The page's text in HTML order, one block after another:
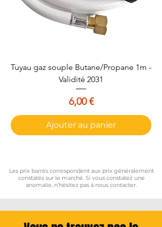
heures en cas de panne de courant.
Sirène intérieure de 105dB.
Nombreux accessoires Smanos disponibles pour
Tuyau gaz souple Butane/Propane 1m -
Validité 2031
Prix
6,00 €
Ajouter au panier
Les prix barrés correspondent aux prix généralement
constatés sur le marché. Si vous constatez une
anomalie, n’hésitez pas à nous contacter.